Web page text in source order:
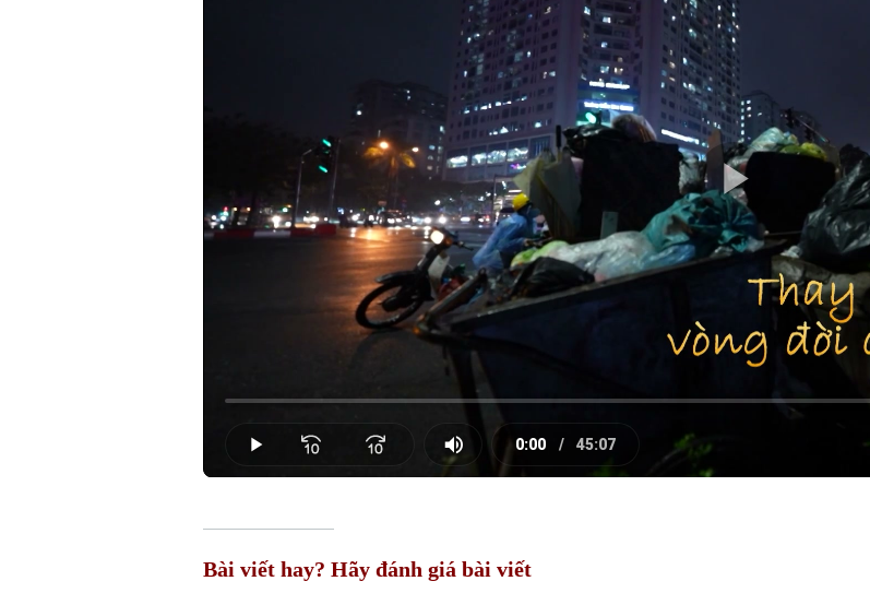
Play
Video
Loaded:
0.00%
Play Mute
Current
0:00
/
Duration
45:07
Bài viết hay? Hãy đánh giá bài viết